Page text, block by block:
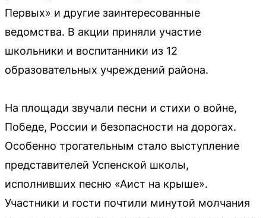
Первых» и другие заинтересованные
ведомства. В акции приняли участие
школьники и воспитанники из 12
образовательных учреждений района.
На площади звучали песни и стихи о войне,
Победе, России и безопасности на дорогах.
Особенно трогательным стало выступление
представителей Успенской школы,
исполнивших песню «Аист на крыше».
Участники и гости почтили минутой молчания